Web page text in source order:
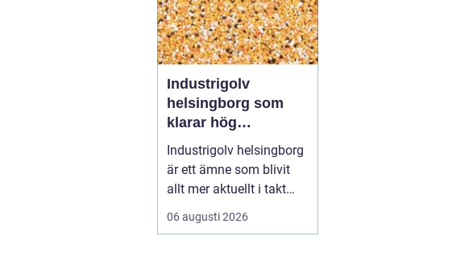
Industrigolv
helsingborg som
klarar hög
belastning och tuffa
krav
Industrigolv helsingborg
är ett ämne som blivit
allt mer aktuellt i takt
med att fler
verksamheter söker
06 augusti 2026